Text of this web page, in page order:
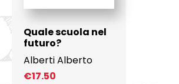
Quale scuola nel
futuro?
Alberti Alberto
€17.50